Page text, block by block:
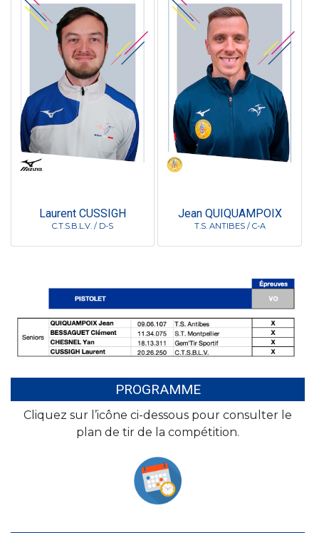
Laurent CUSSIGH
C.T.S.B.L.V. / D-S
Jean QUIQUAMPOIX
T.S. ANTIBES / C-A
PROGRAMME
Cliquez sur l’icône ci-dessous pour consulter le
plan de tir de la compétition.